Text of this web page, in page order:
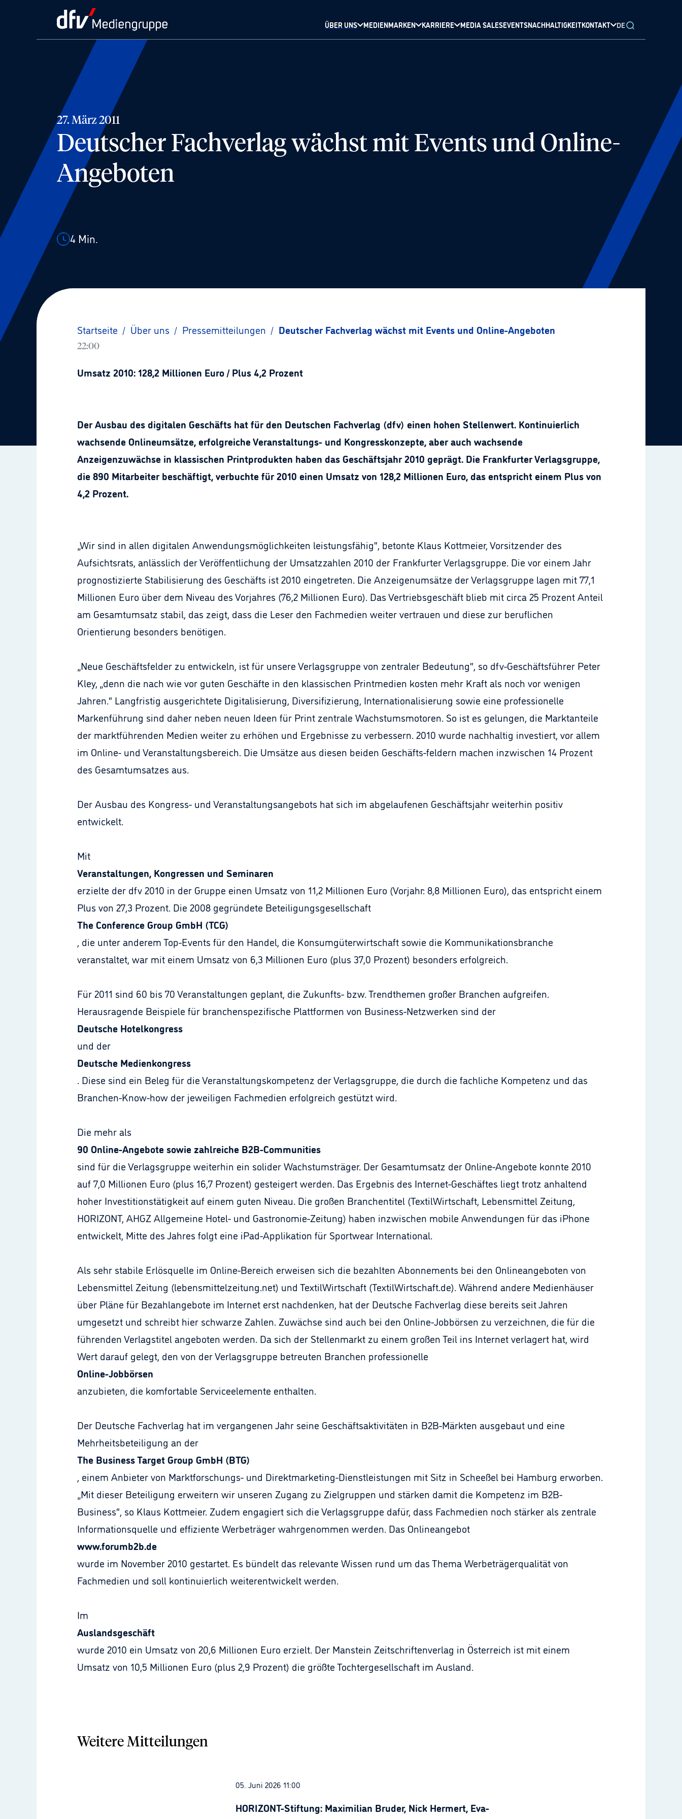
ÜBER UNS MEDIENMARKEN KARRIERE MEDIA SALESEVENTSNACHHALTIGKEITKONTAKT DE
27. März 2011
Deutscher Fachverlag wächst mit Events und Online-
Angeboten
4 Min.
Startseite / Über uns / Pressemitteilungen / Deutscher Fachverlag wächst mit Events und Online-Angeboten
22:00
Umsatz 2010: 128,2 Millionen Euro / Plus 4,2 Prozent
Der Ausbau des digitalen Geschäfts hat für den Deutschen Fachverlag (dfv) einen hohen Stellenwert. Kontinuierlich
wachsende Onlineumsätze, erfolgreiche Veranstaltungs- und Kongresskonzepte, aber auch wachsende
Anzeigenzuwächse in klassischen Printprodukten haben das Geschäftsjahr 2010 geprägt. Die Frankfurter Verlagsgruppe,
die 890 Mitarbeiter beschäftigt, verbuchte für 2010 einen Umsatz von 128,2 Millionen Euro, das entspricht einem Plus von
4,2 Prozent.
„Wir sind in allen digitalen Anwendungsmöglichkeiten leistungsfähig“, betonte Klaus Kottmeier, Vorsitzender des
Aufsichtsrats, anlässlich der Veröffentlichung der Umsatzzahlen 2010 der Frankfurter Verlagsgruppe. Die vor einem Jahr
prognostizierte Stabilisierung des Geschäfts ist 2010 eingetreten. Die Anzeigenumsätze der Verlagsgruppe lagen mit 77,1
Millionen Euro über dem Niveau des Vorjahres (76,2 Millionen Euro). Das Vertriebsgeschäft blieb mit circa 25 Prozent Anteil
am Gesamtumsatz stabil, das zeigt, dass die Leser den Fachmedien weiter vertrauen und diese zur beruflichen
Orientierung besonders benötigen.
„Neue Geschäftsfelder zu entwickeln, ist für unsere Verlagsgruppe von zentraler Bedeutung“, so dfv-Geschäftsführer Peter
Kley, „denn die nach wie vor guten Geschäfte in den klassischen Printmedien kosten mehr Kraft als noch vor wenigen
Jahren.“ Langfristig ausgerichtete Digitalisierung, Diversifizierung, Internationalisierung sowie eine professionelle
Markenführung sind daher neben neuen Ideen für Print zentrale Wachstumsmotoren. So ist es gelungen, die Marktanteile
der marktführenden Medien weiter zu erhöhen und Ergebnisse zu verbessern. 2010 wurde nachhaltig investiert, vor allem
im Online- und Veranstaltungsbereich. Die Umsätze aus diesen beiden Geschäfts-feldern machen inzwischen 14 Prozent
des Gesamtumsatzes aus.
Der Ausbau des Kongress- und Veranstaltungsangebots hat sich im abgelaufenen Geschäftsjahr weiterhin positiv
entwickelt.
Mit
Veranstaltungen, Kongressen und Seminaren
erzielte der dfv 2010 in der Gruppe einen Umsatz von 11,2 Millionen Euro (Vorjahr: 8,8 Millionen Euro), das entspricht einem
Plus von 27,3 Prozent. Die 2008 gegründete Beteiligungsgesellschaft
The Conference Group GmbH (TCG)
, die unter anderem Top-Events für den Handel, die Konsumgüterwirtschaft sowie die Kommunikationsbranche
veranstaltet, war mit einem Umsatz von 6,3 Millionen Euro (plus 37,0 Prozent) besonders erfolgreich.
Für 2011 sind 60 bis 70 Veranstaltungen geplant, die Zukunfts- bzw. Trendthemen großer Branchen aufgreifen.
Herausragende Beispiele für branchenspezifische Plattformen von Business-Netzwerken sind der
Deutsche Hotelkongress
und der
Deutsche Medienkongress
. Diese sind ein Beleg für die Veranstaltungskompetenz der Verlagsgruppe, die durch die fachliche Kompetenz und das
Branchen-Know-how der jeweiligen Fachmedien erfolgreich gestützt wird.
Die mehr als
90 Online-Angebote sowie zahlreiche B2B-Communities
sind für die Verlagsgruppe weiterhin ein solider Wachstumsträger. Der Gesamtumsatz der Online-Angebote konnte 2010
auf 7,0 Millionen Euro (plus 16,7 Prozent) gesteigert werden. Das Ergebnis des Internet-Geschäftes liegt trotz anhaltend
hoher Investitionstätigkeit auf einem guten Niveau. Die großen Branchentitel (TextilWirtschaft, Lebensmittel Zeitung,
HORIZONT, AHGZ Allgemeine Hotel- und Gastronomie-Zeitung) haben inzwischen mobile Anwendungen für das iPhone
entwickelt, Mitte des Jahres folgt eine iPad-Applikation für Sportwear International.
Als sehr stabile Erlösquelle im Online-Bereich erweisen sich die bezahlten Abonnements bei den Onlineangeboten von
Lebensmittel Zeitung (lebensmittelzeitung.net) und TextilWirtschaft (TextilWirtschaft.de). Während andere Medienhäuser
über Pläne für Bezahlangebote im Internet erst nachdenken, hat der Deutsche Fachverlag diese bereits seit Jahren
umgesetzt und schreibt hier schwarze Zahlen. Zuwächse sind auch bei den Online-Jobbörsen zu verzeichnen, die für die
führenden Verlagstitel angeboten werden. Da sich der Stellenmarkt zu einem großen Teil ins Internet verlagert hat, wird
Wert darauf gelegt, den von der Verlagsgruppe betreuten Branchen professionelle
Online-Jobbörsen
anzubieten, die komfortable Serviceelemente enthalten.
Der Deutsche Fachverlag hat im vergangenen Jahr seine Geschäftsaktivitäten in B2B-Märkten ausgebaut und eine
Mehrheitsbeteiligung an der
The Business Target Group GmbH (BTG)
, einem Anbieter von Marktforschungs- und Direktmarketing-Dienstleistungen mit Sitz in Scheeßel bei Hamburg erworben.
„Mit dieser Beteiligung erweitern wir unseren Zugang zu Zielgruppen und stärken damit die Kompetenz im B2B-
Business“, so Klaus Kottmeier. Zudem engagiert sich die Verlagsgruppe dafür, dass Fachmedien noch stärker als zentrale
Informationsquelle und effiziente Werbeträger wahrgenommen werden. Das Onlineangebot
www.forumb2b.de
wurde im November 2010 gestartet. Es bündelt das relevante Wissen rund um das Thema Werbeträgerqualität von
Fachmedien und soll kontinuierlich weiterentwickelt werden.
Im
Auslandsgeschäft
wurde 2010 ein Umsatz von 20,6 Millionen Euro erzielt. Der Manstein Zeitschriftenverlag in Österreich ist mit einem
Umsatz von 10,5 Millionen Euro (plus 2,9 Prozent) die größte Tochtergesellschaft im Ausland.
Weitere Mitteilungen
05. Juni 2026 11:00
HORIZONT-Stiftung: Maximilian Bruder, Nick Hermert, Eva-